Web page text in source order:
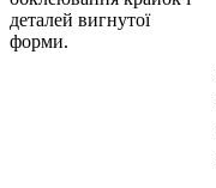
деталей вигнутої
форми.